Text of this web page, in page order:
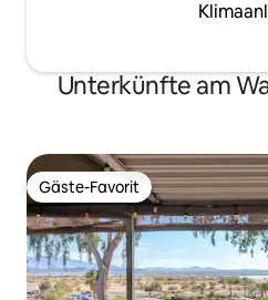
Unterkünfte am
Gäste-Favorit
Gäste-Favorit